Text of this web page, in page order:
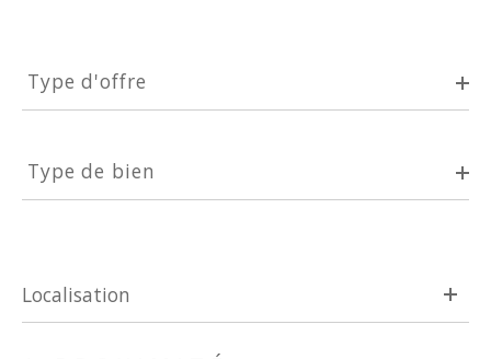
d'offre
Type d'offre
de
bien
Type de bien